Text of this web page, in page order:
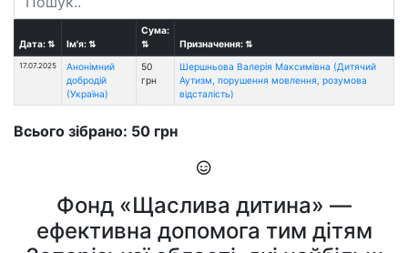
Дата:⇅ Ім'я:⇅
Сума:
⇅
Призначення:⇅
17.07.2025
Анонімний
добродій
(Україна)
50
грн
Шершньова Валерія Максимівна (Дитячий
Аутизм, порушення мовлення, розумова
відсталість)
Всього зібрано: 50 грн
Фонд «Щаслива дитина» —
ефективна допомога тим дітям